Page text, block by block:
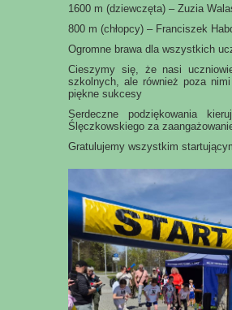
1600 m (dziewczęta) – Zuzia
800 m (chłopcy) – Franciszek
Ogromne brawa dla wszystkich
Cieszymy się, że nasi
szkolnych, ale również poza
piękne sukcesy
Serdeczne podziękowania
Ślęczkowskiego za
Gratulujemy wszystkim